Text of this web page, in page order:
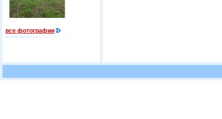
все фотографии